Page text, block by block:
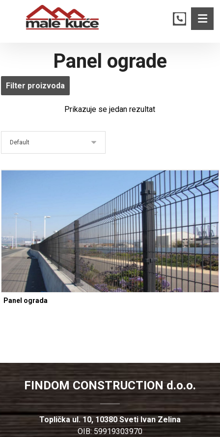
Panel ograde
Filter proizvoda
Prikazuje se jedan rezultat
Panel ograda
FINDOM CONSTRUCTION d.o.o.
Toplička ul. 10, 10380 Sveti Ivan Zelina
OIB: 59919303970